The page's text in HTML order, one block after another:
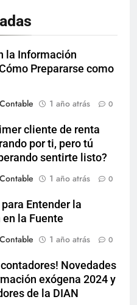
la Información
Prepararse como
1 año atrás 0
cliente de renta
por ti, pero tú
sentirte listo?
1 año atrás 0
Entender la
en la Fuente
1 año atrás 0
Novedades
exógena 2024 y
de la DIAN